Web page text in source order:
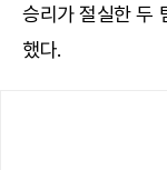
승리가 절실한 두
했다.